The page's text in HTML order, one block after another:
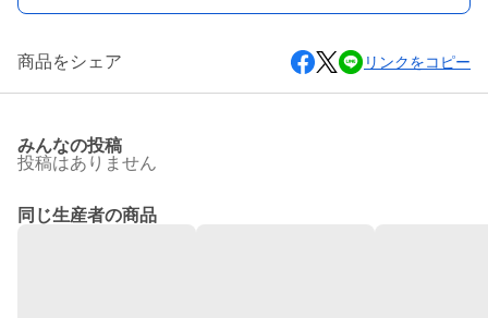
商品をシェア リンクをコピー
みんなの投稿
投稿はありません
同じ生産者の商品